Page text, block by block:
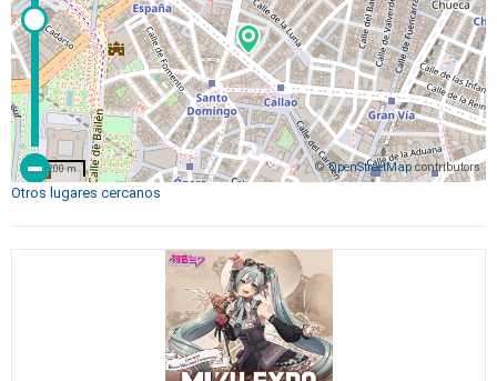
©OpenStreetMapcontributors
200 m
Otros lugares cercanos